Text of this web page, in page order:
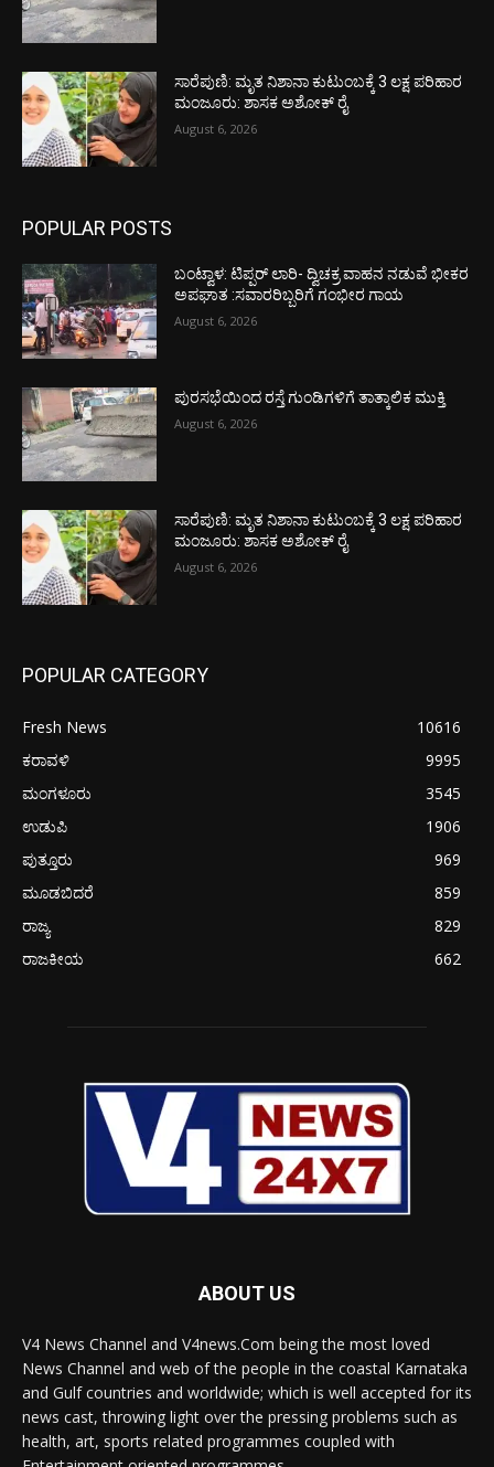
ಸಾರೆಪುಣಿ: ಮೃತ ನಿಶಾನಾ ಕುಟುಂಬಕ್ಕೆ 3 ಲಕ್ಷ ಪರಿಹಾರ
ಮಂಜೂರು: ಶಾಸಕ ಅಶೋಕ್ ರೈ
August 6, 2026
POPULAR POSTS
ಬಂಟ್ವಾಳ: ಟಿಪ್ಪರ್ ಲಾರಿ- ದ್ವಿಚಕ್ರ ವಾಹನ ನಡುವೆ ಭೀಕರ
ಅಪಘಾತ :ಸವಾರರಿಬ್ಬರಿಗೆ ಗಂಭೀರ ಗಾಯ
August 6, 2026
ಪುರಸಭೆಯಿಂದ ರಸ್ತೆ ಗುಂಡಿಗಳಿಗೆ ತಾತ್ಕಾಲಿಕ ಮುಕ್ತಿ
August 6, 2026
ಸಾರೆಪುಣಿ: ಮೃತ ನಿಶಾನಾ ಕುಟುಂಬಕ್ಕೆ 3 ಲಕ್ಷ ಪರಿಹಾರ
ಮಂಜೂರು: ಶಾಸಕ ಅಶೋಕ್ ರೈ
August 6, 2026
POPULAR CATEGORY
Fresh News
10616
ಕರಾವಳಿ
9995
ಮಂಗಳೂರು
3545
ಉಡುಪಿ
1906
ಪುತ್ತೂರು
969
ಮೂಡಬಿದರೆ
859
ರಾಜ್ಯ
829
ರಾಜಕೀಯ
662
ABOUT US
V4 News Channel and V4news.Com being the most loved
News Channel and web of the people in the coastal Karnataka
and Gulf countries and worldwide; which is well accepted for its
news cast, throwing light over the pressing problems such as
health, art, sports related programmes coupled with